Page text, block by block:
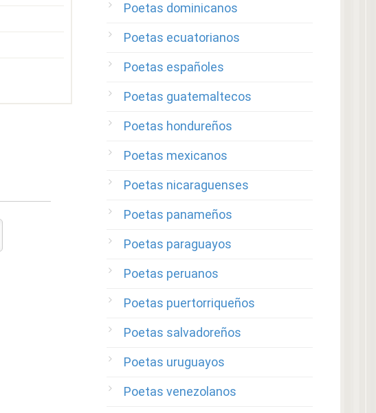
Poetas dominicanos
Poetas ecuatorianos
Poetas españoles
Poetas guatemaltecos
Poetas hondureños
Poetas mexicanos
Poetas nicaraguenses
Poetas panameños
Poetas paraguayos
Poetas peruanos
Poetas puertorriqueños
Poetas salvadoreños
Poetas uruguayos
Poetas venezolanos